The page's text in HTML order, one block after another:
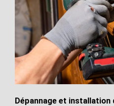
Dépannage et installation